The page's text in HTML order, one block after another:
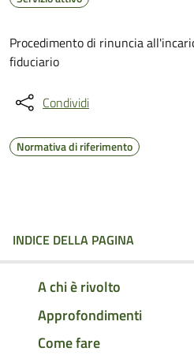
Procedimento di rinuncia
fiduciario
Condividi
Normativa di riferimento
INDICE DELLA PAGINA
A chi è rivolto
Approfondimenti
Come fare